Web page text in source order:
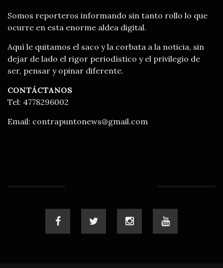
Somos reporteros informando sin tanto rollo lo que
ocurre en esta enorme aldea digital.
Aquí le quitamos el saco y la corbata a la noticia, sin
dejar de lado el rigor periodístico y el privilegio de
ser, pensar y opinar diferente.
CONTÁCTANOS
Tel: 4778296002
Email: contrapuntonews@gmail.com